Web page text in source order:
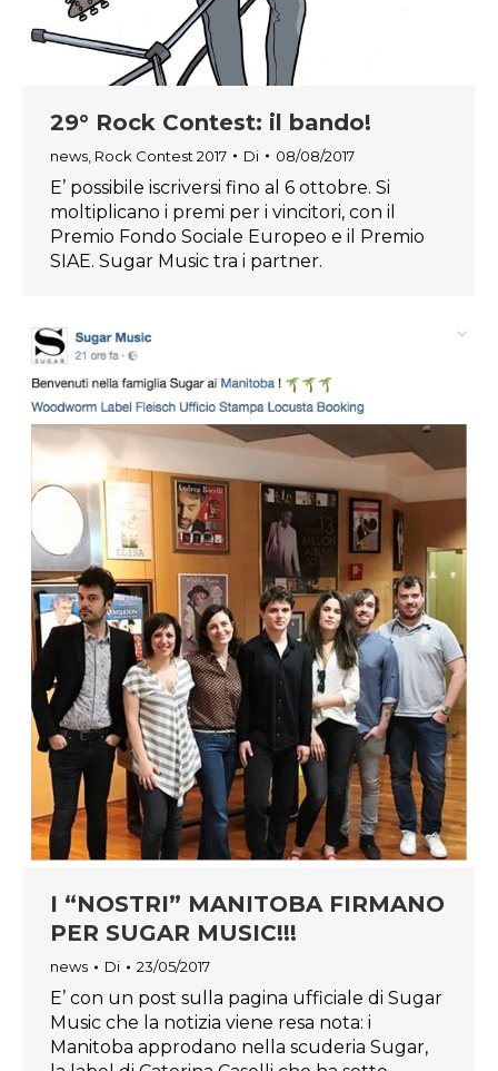
29° Rock Contest: il bando!
news Rock Contest 2017 Di 08/08/2017
E’ possibile iscriversi fino al 6 ottobre. Si
moltiplicano i premi per i vincitori, con il
Premio Fondo Sociale Europeo e il Premio
SIAE. Sugar Music tra i partner.
I “NOSTRI” MANITOBA FIRMANO
PER SUGAR MUSIC!!!
news Di 23/05/2017
E’ con un post sulla pagina ufficiale di Sugar
Music che la notizia viene resa nota: i
Manitoba approdano nella scuderia Sugar,